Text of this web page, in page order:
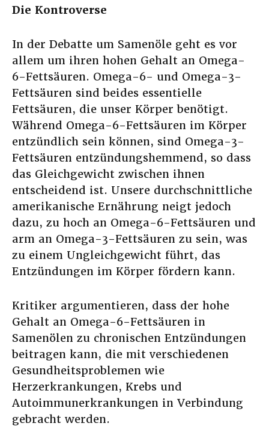
Die Kontroverse
In der Debatte um Samenöle geht es vor
allem um ihren hohen Gehalt an Omega-
6-Fettsäuren. Omega-6- und Omega-3-
Fettsäuren sind beides essentielle
Fettsäuren, die unser Körper benötigt.
Während Omega-6-Fettsäuren im Körper
entzündlich sein können, sind Omega-3-
Fettsäuren entzündungshemmend, so dass
das Gleichgewicht zwischen ihnen
entscheidend ist. Unsere durchschnittliche
amerikanische Ernährung neigt jedoch
dazu, zu hoch an Omega-6-Fettsäuren und
arm an Omega-3-Fettsäuren zu sein, was
zu einem Ungleichgewicht führt, das
Entzündungen im Körper fördern kann.
Kritiker argumentieren, dass der hohe
Gehalt an Omega-6-Fettsäuren in
Samenölen zu chronischen Entzündungen
beitragen kann, die mit verschiedenen
Gesundheitsproblemen wie
Herzerkrankungen, Krebs und
Autoimmunerkrankungen in Verbindung
gebracht werden.